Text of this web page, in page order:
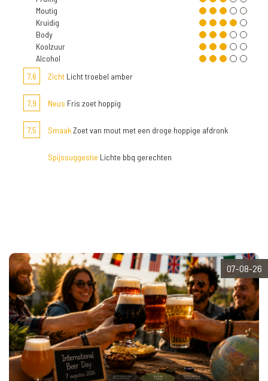
Moutig
Kruidig
Body
Koolzuur
Alcohol
7,6
Zicht Licht troebel amber
7,9 Neus Fris zoet hoppig
7,5 SmaakZoet van mout met een droge hoppige afdronk
Spijssuggestie Lichte bbq gerechten
07-08-26